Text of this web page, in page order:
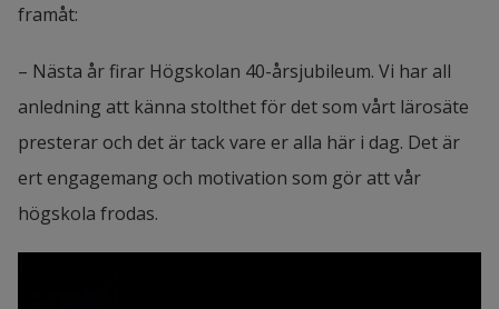
framåt:
– Nästa år firar Högskolan 40-årsjubileum. Vi har all
anledning att känna stolthet för det som vårt lärosäte
presterar och det är tack vare er alla här i dag. Det är
ert engagemang och motivation som gör att vår
högskola frodas.